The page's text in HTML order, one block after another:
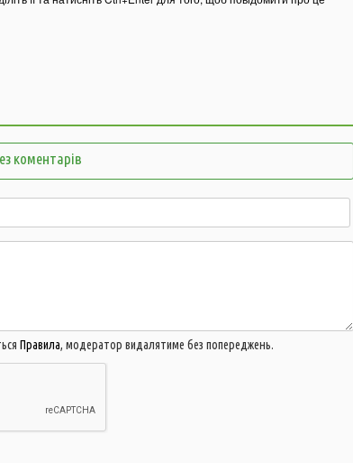
коментарів
Правила, модератор видалятиме без попереджень.